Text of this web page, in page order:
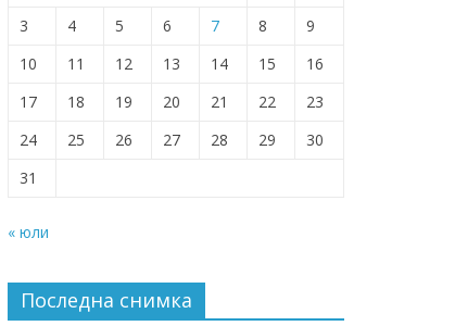
3
4 5 6 7 8
9
10
11 12 13 14 15
16
17
18 19 20 21 22
23
24
25 26 27 28 29
30
31
« юли
Последна снимка